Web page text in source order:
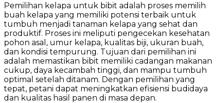
Pemilihan kelapa untuk bibit adalah proses memilih
buah kelapa yang memiliki potensi terbaik untuk
tumbuh menjadi tanaman kelapa yang sehat dan
produktif. Proses ini meliputi pengecekan kesehatan
pohon asal, umur kelapa, kualitas biji, ukuran buah,
dan kondisi tempurung. Tujuan dari pemilihan ini
adalah memastikan bibit memiliki cadangan makanan
cukup, daya kecambah tinggi, dan mampu tumbuh
optimal setelah ditanam. Dengan pemilihan yang
tepat, petani dapat meningkatkan efisiensi budidaya
dan kualitas hasil panen di masa depan.